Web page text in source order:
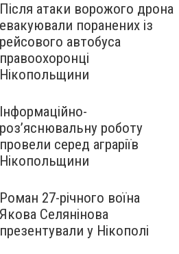
Після атаки ворожого дрона
евакуювали поранених із
рейсового автобуса
правоохоронці
Нікопольщини
Інформаційно-
роз’яснювальну роботу
провели серед аграріїв
Нікопольщини
Роман 27-річного воїна
Якова Селянінова
презентували у Нікополі